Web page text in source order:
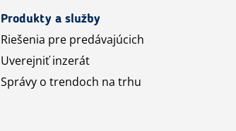
Produkty a služby
Riešenia pre predávajúcich
Uverejniť inzerát
Správy o trendoch na trhu